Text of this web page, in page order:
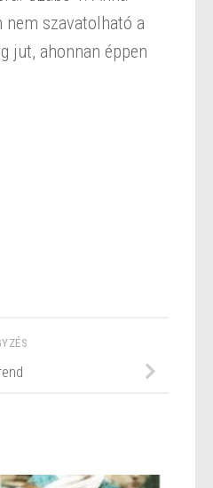
szavatolható a
jut, ahonnan éppen